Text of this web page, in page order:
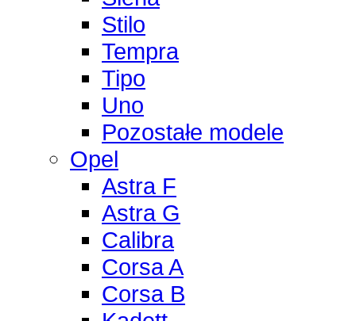
Stilo
Tempra
Tipo
Uno
Pozostałe modele
Opel
Astra F
Astra G
Calibra
Corsa A
Corsa B